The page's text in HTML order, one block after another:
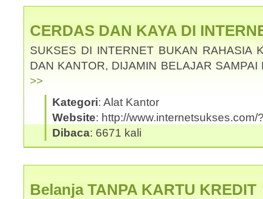
CERDAS DAN KAYA DI
SUKSES DI INTERNET BUKAN RAHASIA
DAN KANTOR, DIJAMIN BELAJAR
>>
Kategori: Alat Kantor
Website: http://www.internetsukses.com/
Dibaca: 6671 kali
Belanja TANPA KARTU KREDIT